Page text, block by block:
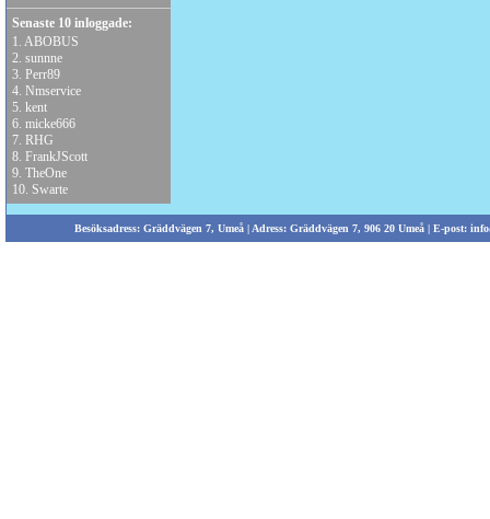
Senaste 10 inloggade:
1. ABOBUS
2. sunnne
3. Perr89
4. Nmservice
5. kent
6. micke666
7. RHG
8. FrankJScott
9. TheOne
10. Swarte
Besöksadress: Gräddvägen 7, Umeå | Adress: Gräddvägen 7, 906 20 Umeå | E-post: